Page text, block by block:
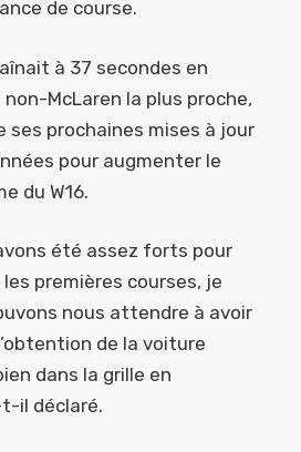
de course.
à 37 secondes en
McLaren la plus proche,
ses prochaines mises à jour
pour augmenter le
du W16.
été assez forts pour
premières courses, je
nous attendre à avoir
de la voiture
dans la grille en
il déclaré.